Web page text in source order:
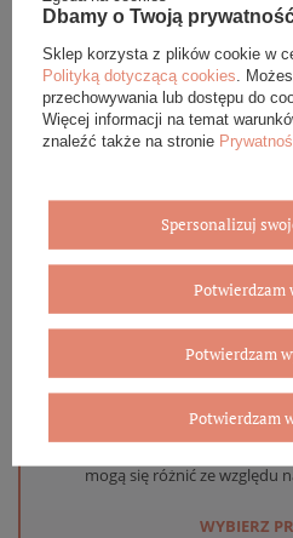
OPINIE (0)
GWARANCJA
Eleganckie
Biżuterię i zegarki
każdego zamówienia
mogą się różnić ze względu
WYBIERZ
Dbamy o Twoją
Sklep korzysta z plików cookie w
Polityką dotyczącą cookies .
przechowywania lub dostępu do
Więcej informacji na temat
znaleźć także na stronie
Spersonalizuj
Potwierdzam
Potwierdzam
Potwierdzam